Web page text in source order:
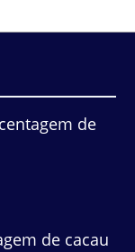
de
de cacau